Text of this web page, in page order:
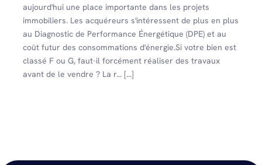
aujourd'hui une place importante dans les projets
immobiliers. Les acquéreurs s'intéressent de plus en plus
au Diagnostic de Performance Énergétique (DPE) et au
coût futur des consommations d'énergie.Si votre bien est
classé F ou G, faut-il forcément réaliser des travaux
avant de le vendre ? La r... [...]